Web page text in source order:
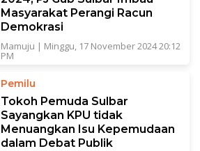
Masyarakat Perangi Racun
Demokrasi
Mamuju | Minggu, 17 November 2024 20:12
PM
Pemilu
Tokoh Pemuda Sulbar
Sayangkan KPU tidak
Menuangkan Isu Kepemudaan
dalam Debat Publik